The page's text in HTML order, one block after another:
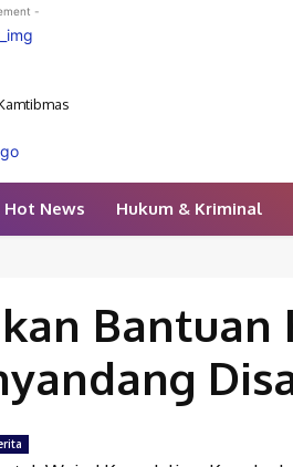
-
Hot News Hukum & Kriminal
Bantuan